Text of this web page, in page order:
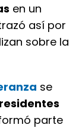
en un
así por
sobre la
se
residentes
parte